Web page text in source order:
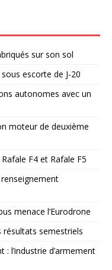
sur son sol
escorte de J-20
autonomes avec un
moteur de deuxième
F4 et Rafale F5
menace l’Eurodrone
résultats semestriels
l’industrie d’armement